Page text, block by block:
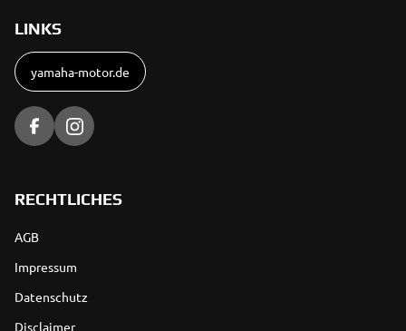
LINKS
yamaha-motor.de
RECHTLICHES
AGB
Impressum
Datenschutz
Disclaimer